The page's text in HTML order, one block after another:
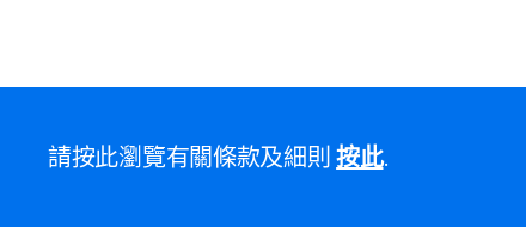
請按此瀏覽有關條款及細則按此.